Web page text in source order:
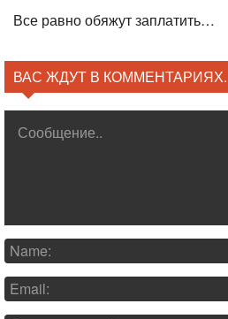
Все равно обяжут заплатить…
ВАС ЖДУТ В КОММЕНТАРИЯХ.